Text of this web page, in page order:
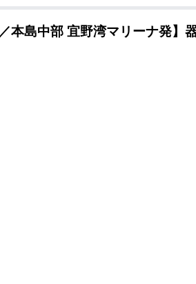
本島中部 宜野湾マリーナ発